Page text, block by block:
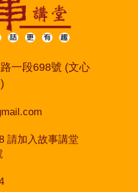
一段698號 (文心
請加入故事講堂